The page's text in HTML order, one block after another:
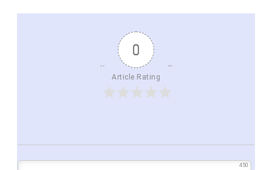
0
Article Rating
450